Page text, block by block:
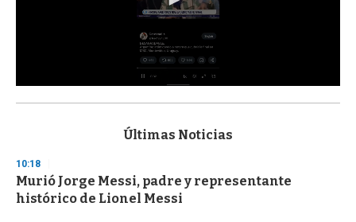
s
d
s
o
f
Últimas Noticias
10:18
Murió Jorge Messi, padre y representante
histórico de Lionel Messi